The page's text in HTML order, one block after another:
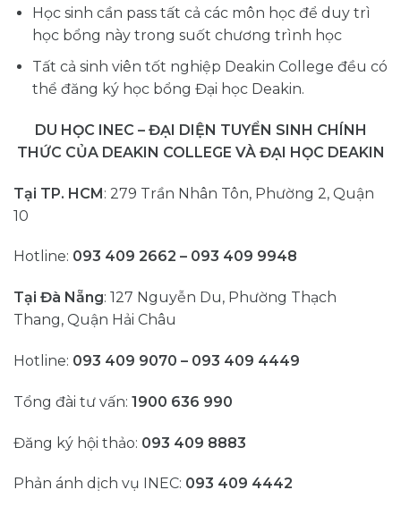
Học sinh cần pass tất cả các môn học để duy trì
học bổng này trong suốt chương trình học
Tất cả sinh viên tốt nghiệp Deakin College đều có
thể đăng ký học bổng Đại học Deakin.
DU HỌC INEC – ĐẠI DIỆN TUYỂN SINH CHÍNH
THỨC CỦA DEAKIN COLLEGE VÀ ĐẠI HỌC DEAKIN
Tại TP. HCM: 279 Trần Nhân Tôn, Phường 2, Quận
10
Hotline: 093 409 2662 – 093 409 9948
Tại Đà Nẵng: 127 Nguyễn Du, Phường Thạch
Thang, Quận Hải Châu
Hotline: 093 409 9070 – 093 409 4449
Tổng đài tư vấn: 1900 636 990
Đăng ký hội thảo: 093 409 8883
Phản ánh dịch vụ INEC: 093 409 4442